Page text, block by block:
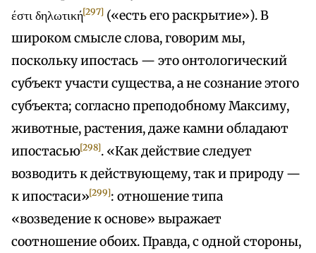
έστι δηλωτική[297] («есть его раскрытие»). В
широком смысле слова, говорим мы,
поскольку ипостась — это онтологический
субъект участи существа, а не сознание этого
субъекта; согласно преподобному Максиму,
животные, растения, даже камни обладают
ипостасью[298]. «Как действие следует
возводить к действующему, так и природу —
к ипостаси»[299]: отношение типа
«возведение к основе» выражает
соотношение обоих. Правда, с одной стороны,